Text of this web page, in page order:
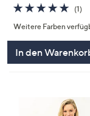
5.0
von
5
(1)1
Weitere Farben
In den